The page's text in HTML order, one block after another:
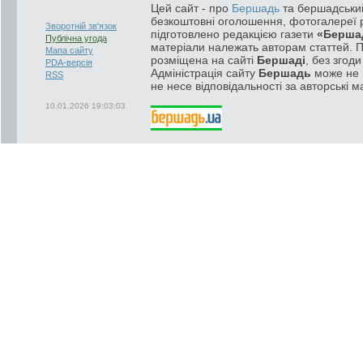
Зворотній зв'язок
Публічна угода
Мапа сайту
PDA-версія
RSS
10.01.2026 19:03:03
Цей сайт - про Бершадь та
безкоштовні оголошення, фотогалереї
підготовлено редакцією газети
матеріали належать авторам статтей.
розміщена на сайті Бершаді , без
Адміністрація сайту Бершадь може не
не несе відповідальності за авторські